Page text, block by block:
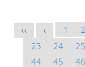
<< < 1 2
23
24 25
44
45 46